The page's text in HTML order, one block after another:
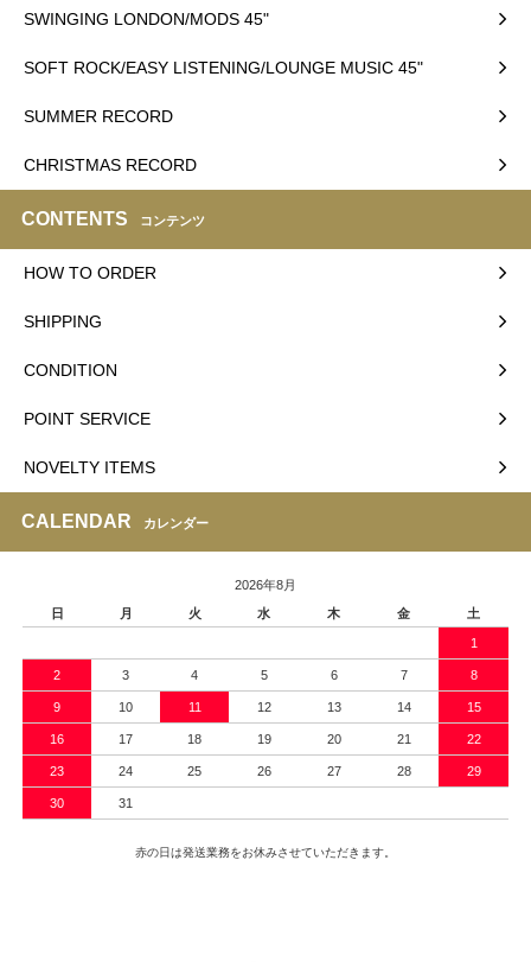
SWINGING LONDON/MODS 45"
SOFT ROCK/EASY LISTENING/LOUNGE MUSIC 45"
SUMMER RECORD
CHRISTMAS RECORD
CONTENTS コンテンツ
HOW TO ORDER
SHIPPING
CONDITION
POINT SERVICE
NOVELTY ITEMS
CALENDAR カレンダー
2026年8月
日
月 火 水 木 金 土
1
2 3 4 5 6 7 8
9 10 11 12 13 14 15
16 17 18 19 20 21 22
23 24 25 26 27 28 29
30 31
赤の日は発送業務をお休みさせていただきます。